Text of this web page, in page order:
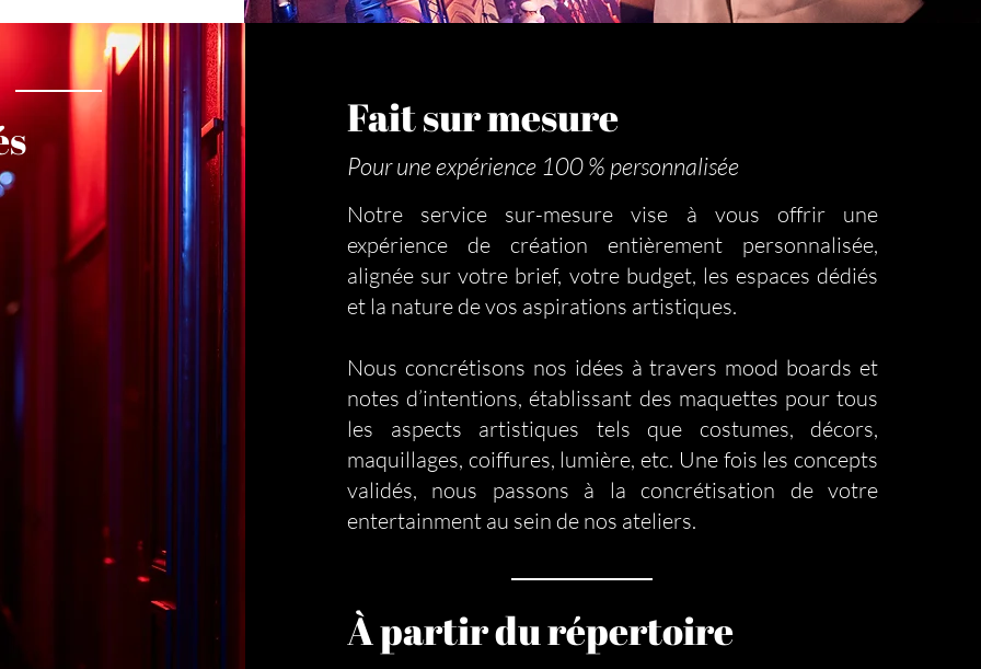
Fait sur mesure
Pour une expérience 100 % personnalisée
Notre service sur-mesure vise à vous offrir une
expérience de création entièrement personnalisée,
alignée sur votre brief, votre budget, les espaces dédiés
et la nature de vos aspirations artistiques.
Nous concrétisons nos idées à travers mood boards et
notes d’intentions, établissant des maquettes pour tous
les aspects artistiques tels que costumes, décors,
maquillages, coiffures, lumière, etc. Une fois les concepts
validés, nous passons à la concrétisation de votre
entertainment au sein de nos ateliers.
À partir du répertoire